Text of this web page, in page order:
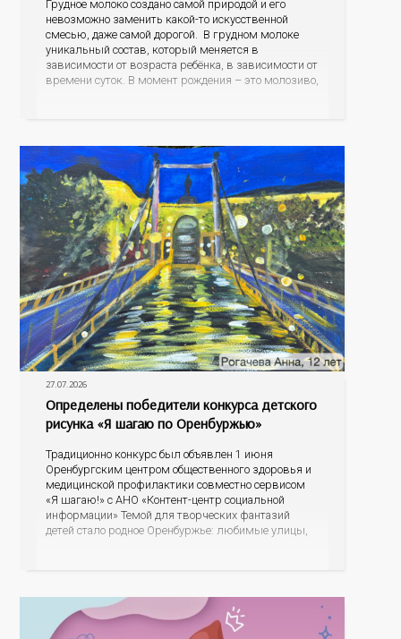
Грудное молоко создано самой природой и его
невозможно заменить какой-то искусственной
смесью, даже самой дорогой. В грудном молоке
уникальный состав, который меняется в
зависимости от возраста ребёнка, в зависимости от
времени суток. В момент рождения – это молозиво,
27.07.2026
Определены победители конкурса детского
рисунка «Я шагаю по Оренбуржью»
Традиционно конкурс был объявлен 1 июня
Оренбургским центром общественного здоровья и
медицинской профилактики совместно сервисом
«Я шагаю!» с АНО «Контент-центр социальной
информации» Темой для творческих фантазий
детей стало родное Оренбуржье: любимые улицы,